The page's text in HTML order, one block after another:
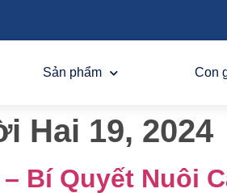
Sản phẩm Con
Hai 19, 2024
– Bí Quyết Nuôi